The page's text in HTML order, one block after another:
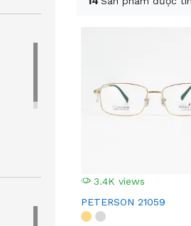
3.4K views
PETERSON 21059